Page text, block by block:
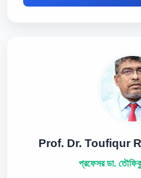
Prof. Dr. Toufiqur
প্রফেসর ডা.